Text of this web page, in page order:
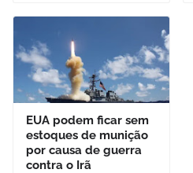
EUA podem ficar sem
estoques de munição
por causa de guerra
contra o Irã